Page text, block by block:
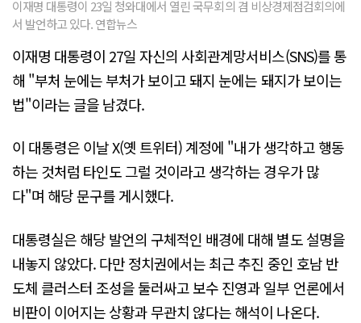
이재명 대통령이 23일 청와대에서 열린 국무회의 겸 비상경제점검회의에
서 발언하고 있다. 연합뉴스
이재명 대통령이 27일 자신의 사회관계망서비스(SNS)를 통
해 "부처 눈에는 부처가 보이고 돼지 눈에는 돼지가 보이는
법"이라는 글을 남겼다.
이 대통령은 이날 X(옛 트위터) 계정에 "내가 생각하고 행동
하는 것처럼 타인도 그럴 것이라고 생각하는 경우가 많
다"며 해당 문구를 게시했다.
대통령실은 해당 발언의 구체적인 배경에 대해 별도 설명을
내놓지 않았다. 다만 정치권에서는 최근 추진 중인 호남 반
도체 클러스터 조성을 둘러싸고 보수 진영과 일부 언론에서
비판이 이어지는 상황과 무관치 않다는 해석이 나온다.